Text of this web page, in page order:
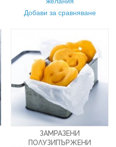
Добави за сравняване
ЗАМРАЗЕНИ
ПОЛУЗИПЪРЖЕНИ